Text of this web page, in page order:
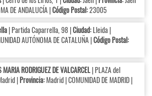
DE ANDALUCÍA |Código Postal:23005
| Partida Caparrella, 98 |Ciudad:Lleida |
AUTÓNOMA DE CATALUÑA |Código Postal:
RODRIGUEZ DE VALCARCEL| PLAZA del
|Provincia:Madrid | COMUNIDAD DE MADRID |